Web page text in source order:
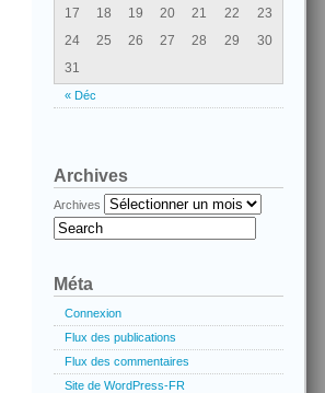
17
18 19 20 21 22
23
24
25 26 27 28 29
30
31
« Déc
Archives
Archives
Méta
Connexion
Flux des publications
Flux des commentaires
Site de WordPress-FR